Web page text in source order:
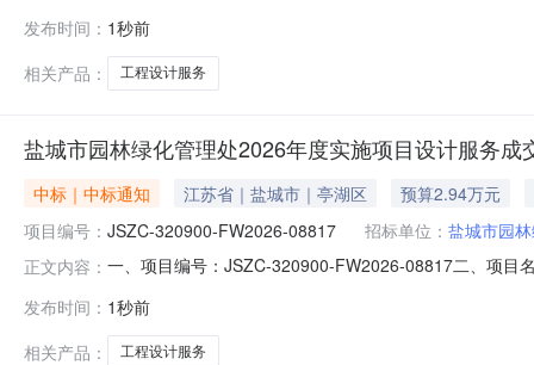
86897999投资审批项目：否投资审批项目编码：项目规
按照合
发布时间： 1秒前
相关产品：
工程设计服务
盐城市园林绿化管理处2026年度实施项目设计服务成
中标｜中标通知 江苏省｜盐城市｜亭湖区
预算2.94万元
项目编号： JSZC-320900-FW2026-08817 招标单位： 盐城市园
正文内容： 一、项目编号：JSZC-320900-FW2026-08817二、项目
目：工程管理服务/工程设计服务项目预算：￥29400.0
发布时间： 1秒前
相关产品：
工程设计服务